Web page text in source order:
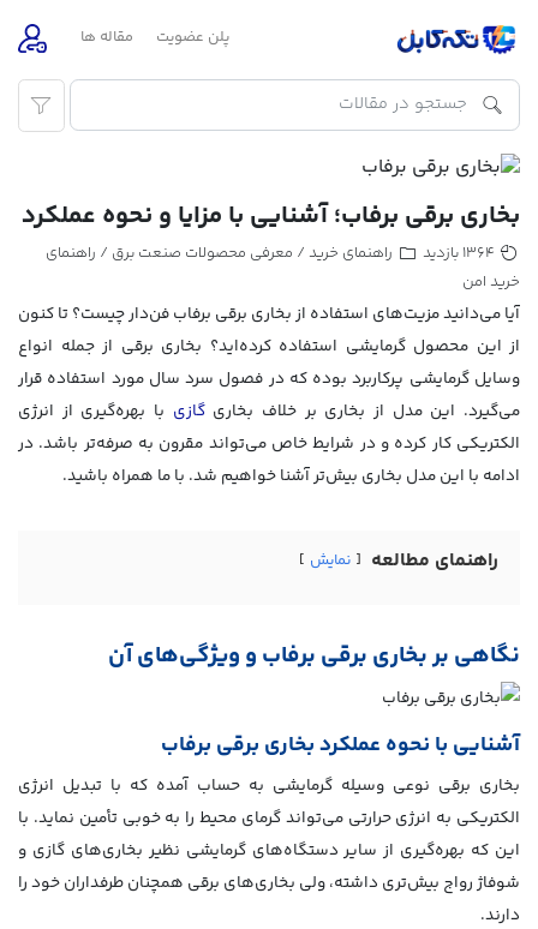
پلن عضویت مقاله ها
بخاری برقی برفاب؛ آشنایی با مزایا و نحوه عملکرد
راهنمای خرید/ معرفی محصولات صنعت برق / راهنمای
خرید امن
آیا می‌دانید مزیت‌های استفاده از بخاری برقی برفاب فن‌دار چیست؟ تا کنون
از این محصول گرمایشی استفاده کرده‌اید؟ بخاری برقی از جمله انواع
وسایل گرمایشی پرکاربرد بوده که در فصول سرد سال مورد استفاده قرار
می‌گیرد. این مدل از بخاری بر خلاف بخاریگازی با بهره‌گیری از انرژی
الکتریکی کار کرده و در شرایط خاص می‌تواند مقرون به صرفه‌تر باشد. در
ادامه با این مدل بخاری بیش‌تر آشنا خواهیم شد. با ما همراه باشید.
راهنمای مطالعه نمایش
نگاهی بر بخاری برقی برفاب و ویژگی‌های آن
آشنایی با نحوه عملکرد بخاری برقی برفاب
بخاری برقی نوعی وسیله گرمایشی به حساب آمده که با تبدیل انرژي
الکتریکی به انرژی حرارتی می‌تواند گرمای محیط را به خوبی تأمین نماید. با
این که بهره‌گیری از سایر دستگاه‌های گرمایشی نظیر بخاری‌های گازی و
شوفاژ رواج بیش‌تری داشته، ولی بخاری‌های برقی همچنان طرفداران خود را
دارند.